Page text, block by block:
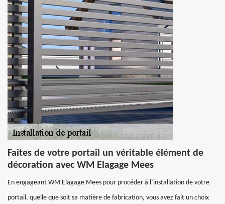
Faites de votre portail un véritable élément de
décoration avec WM Elagage Mees
En engageant WM Elagage Mees pour procéder à l’installation de votre
portail, quelle que soit sa matière de fabrication, vous avez fait un choix